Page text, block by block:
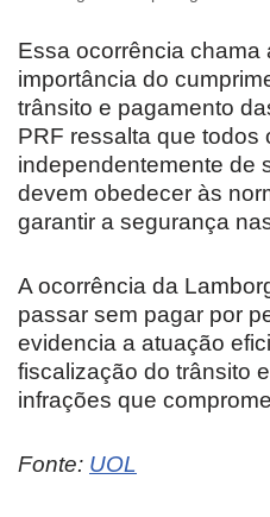
Essa ocorrência chama
importância do
trânsito e pagamento
PRF ressalta que todos
independentemente de
devem obedecer às
garantir a segurança
A ocorrência da
passar sem pagar por
evidencia a atuação
fiscalização do trânsito
infrações que
Fonte: UOL